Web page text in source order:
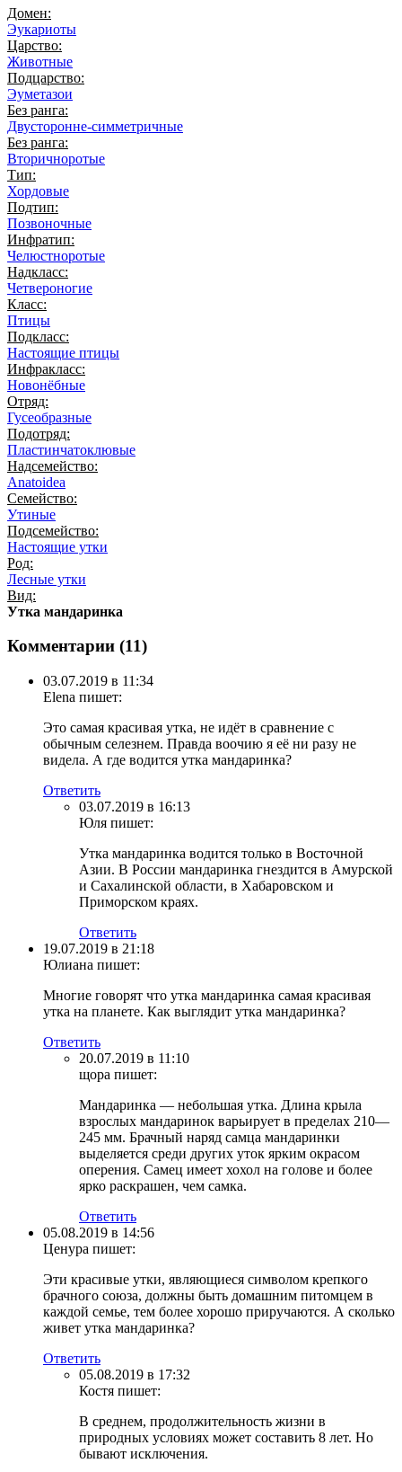
Домен:
Эукариоты
Царство:
Животные
Подцарство:
Эуметазои
Без ранга:
Двусторонне-симметричные
Без ранга:
Вторичноротые
Тип:
Хордовые
Подтип:
Позвоночные
Инфратип:
Челюстноротые
Надкласс:
Четвероногие
Класс:
Птицы
Подкласс:
Настоящие птицы
Инфракласс:
Новонёбные
Отряд:
Гусеобразные
Подотряд:
Пластинчатоклювые
Надсемейство:
Anatoidea
Семейство:
Утиные
Подсемейство:
Настоящие утки
Род:
Лесные утки
Вид:
Утка мандаринка
Комментарии (11)
03.07.2019 в 11:34
Elena пишет:
Это самая красивая утка, не идёт в сравнение с
обычным селезнем. Правда воочию я её ни разу не
видела. А где водится утка мандаринка?
Ответить
03.07.2019 в 16:13
Юля пишет:
Утка мандаринка водится только в Восточной
Азии. В России мандаринка гнездится в Амурской
и Сахалинской области, в Хабаровском и
Приморском краях.
Ответить
19.07.2019 в 21:18
Юлиана пишет:
Многие говорят что утка мандаринка самая красивая
утка на планете. Как выглядит утка мандаринка?
Ответить
20.07.2019 в 11:10
щора пишет:
Мандаринка — небольшая утка. Длина крыла
взрослых мандаринок варьирует в пределах 210—
245 мм. Брачный наряд самца мандаринки
выделяется среди других уток ярким окрасом
оперения. Самец имеет хохол на голове и более
ярко раскрашен, чем самка.
Ответить
05.08.2019 в 14:56
Ценура пишет:
Эти красивые утки, являющиеся символом крепкого
брачного союза, должны быть домашним питомцем в
каждой семье, тем более хорошо приручаются. А сколько
живет утка мандаринка?
Ответить
05.08.2019 в 17:32
Костя пишет:
В среднем, продолжительность жизни в
природных условиях может составить 8 лет. Но
бывают исключения.